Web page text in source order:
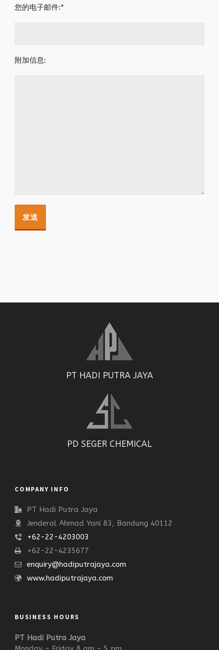
您的电子邮件:*
附加信息:
PT HADI PUTRA JAYA
PD SEGER CHEMICAL
COMPANY INFO
PT Hadi Putra Jaya
Jenderal Ahmad Yani 83, Bandung 40112
+62-22-4203003
+62-22-4235677
enquiry@hadiputrajaya.com
www.hadiputrajaya.com
BUSINESS HOURS
PT Hadi Putra Jaya